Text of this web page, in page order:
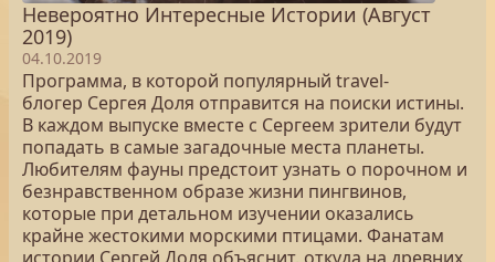
Невероятно Интересные Истории (Август
2019)
04.10.2019
Программа, в которой популярный travel-
блогер Сергея Доля отправится на поиски истины.
В каждом выпуске вместе с Сергеем зрители будут
попадать в самые загадочные места планеты.
Любителям фауны предстоит узнать о порочном и
безнравственном образе жизни пингвинов,
которые при детальном изучении оказались
крайне жестокими морскими птицами. Фанатам